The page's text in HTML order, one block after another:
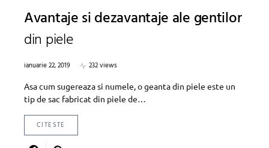
Avantaje si dezavantaje ale gentilor
din piele
ianuarie 22, 2019
232 views
Asa cum sugereaza si numele, o geanta din piele este un
tip de sac fabricat din piele de…
CITESTE